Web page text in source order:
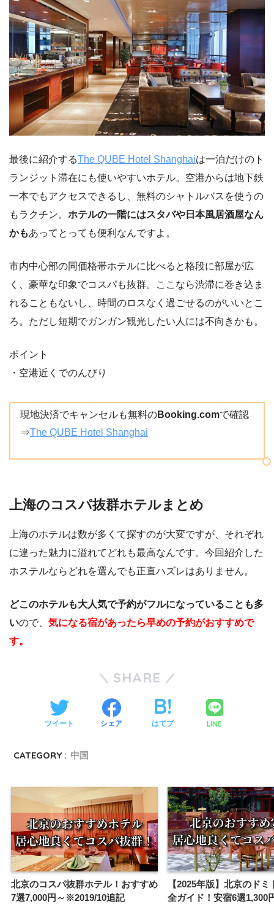
最後に紹介するThe QUBE Hotel Shanghaiは一泊だけのト
ランジット滞在にも使いやすいホテル。空港からは地下鉄
一本でもアクセスできるし、無料のシャトルバスを使うの
もラクチン。 ホテルの一階にはスタバや日本風居酒屋なん
かもあってとっても便利なんですよ。
市内中心部の同価格帯ホテルに比べると格段に部屋が広
く、豪華な印象でコスパも抜群。ここなら渋滞に巻き込ま
れることもないし、時間のロスなく過ごせるのがいいとこ
ろ。ただし短期でガンガン観光したい人には不向きかも。
ポイント
・空港近くでのんびり
現地決済でキャンセルも無料のBooking.comで確認
⇒The QUBE Hotel Shanghai
上海のコスパ抜群ホテルまとめ
上海のホテルは数が多くて探すのが大変ですが、それぞれ
に違った魅力に溢れてどれも最高なんです。今回紹介した
ホステルならどれを選んでも正直ハズレはありません。
どこのホテルも大人気で予約がフルになっていることも多
いので、 気になる宿があったら早めの予約がおすすめで
す。
SHARE
ツイート シェア はてブ LINE
CATEGORY : 中国
北京のコスパ抜群ホテル！おすすめ
7選7,000円～※2019/10追記
【2025年版】北京のドミ
全ガイド！安宿6選1,300